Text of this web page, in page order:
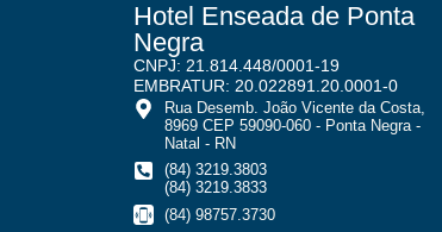
Hotel Enseada de Ponta
Negra
CNPJ: 21.814.448/0001-19
EMBRATUR: 20.022891.20.0001-0
Rua Desemb. João Vicente da Costa,
8969 CEP 59090-060 - Ponta Negra -
Natal - RN
(84) 3219.3803
(84) 3219.3833
(84) 98757.3730